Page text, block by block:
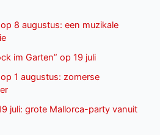
8 augustus: een muzikale
im Garten” op 19 juli
1 augustus: zomerse
juli: grote Mallorca-party vanuit